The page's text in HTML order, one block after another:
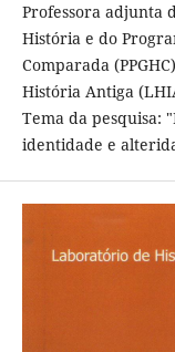
Professora adjunta
História e do
Comparada
História Antiga
Tema da pesquisa:
identidade e